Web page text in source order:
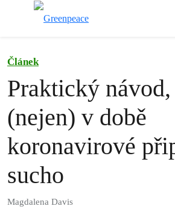
Článek
Praktický
(nejen) v době
koronavirové
sucho
Magdalena Davis